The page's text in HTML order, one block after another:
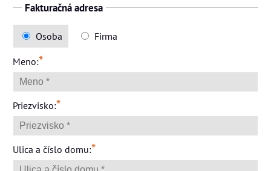
Fakturačná adresa
Osoba Firma
Meno:*
Priezvisko:*
Ulica a číslo domu:*